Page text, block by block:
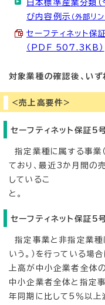
日本標準産業分類
び内容例示 （外部リン
セーフティネット
（PDF 507.3KB）
対象業種の確認後、いず
<売上高要件>
セーフティネット保証5
指定業種に属する事業（
ており、最近3か月間の
しているこ
セーフティネット保証5
指定事業と非指定業種
いう。）を行っている場
上高が中小企業者全体
中小企業者全体と指定
年同期に比して5％以上